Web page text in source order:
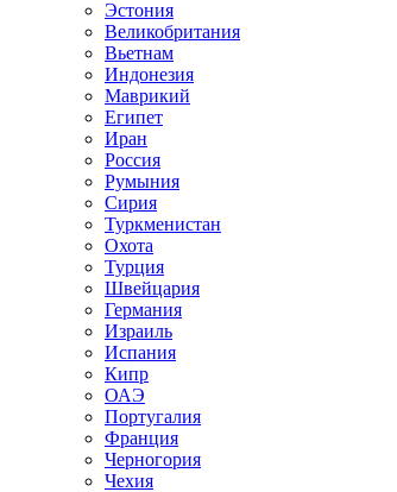
Эстония
Великобритания
Вьетнам
Индонезия
Маврикий
Египет
Иран
Россия
Румыния
Сирия
Туркменистан
Охота
Турция
Швейцария
Германия
Израиль
Испания
Кипр
ОАЭ
Португалия
Франция
Черногория
Чехия